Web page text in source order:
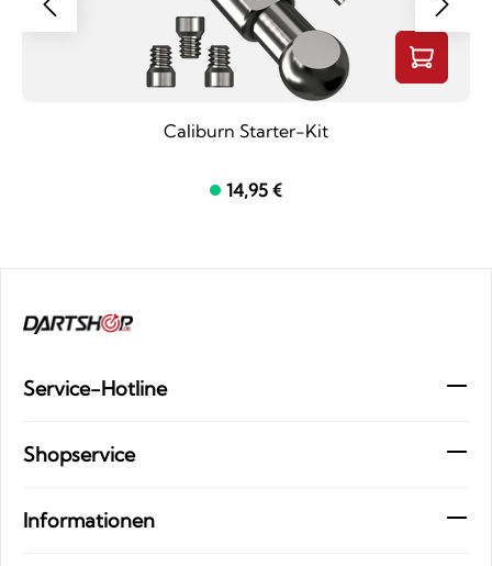
Caliburn Starter-Kit
14,95 €
Service-Hotline
Shopservice
Informationen